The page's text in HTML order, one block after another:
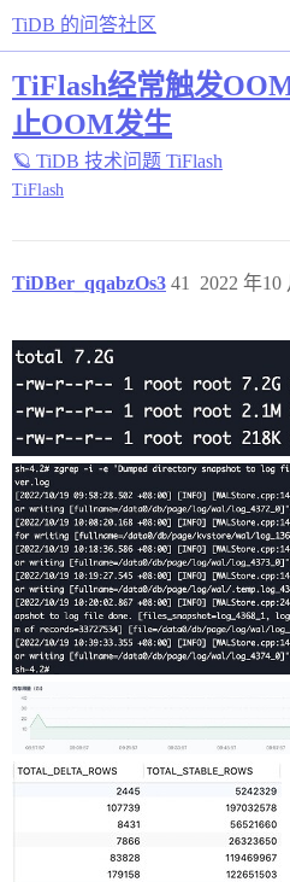
TiDB 的问答社区
TiFlash经常触发
止OOM发生
🪐 TiDB 技术问题 TiFlash
TiFlash
TiDBer_qqabzOs3 2022 年10
41